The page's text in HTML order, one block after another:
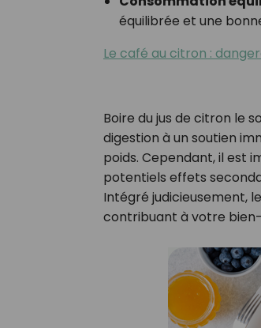
équilibrée et une
Le café au citron :
Boire du jus de citron le
digestion à un soutien
poids. Cependant, il est
potentiels effets
Intégré judicieusement,
contribuant à votre